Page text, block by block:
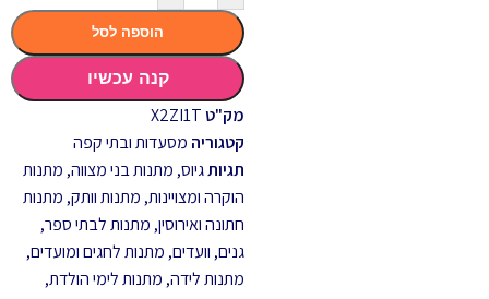
הוספה לסל
קנה עכשיו
מק"טX2ZI1T
קטגוריה מסעדות ובתי קפה
תגיותגיוס, מתנות בני מצווה, מתנות
הוקרה ומצויינות, מתנות וותק, מתנות
חתונה ואירוסין, מתנות לבתי ספר,
גנים, וועדים, מתנות לחגים ומועדים,
מתנות לידה, מתנות לימי הולדת,